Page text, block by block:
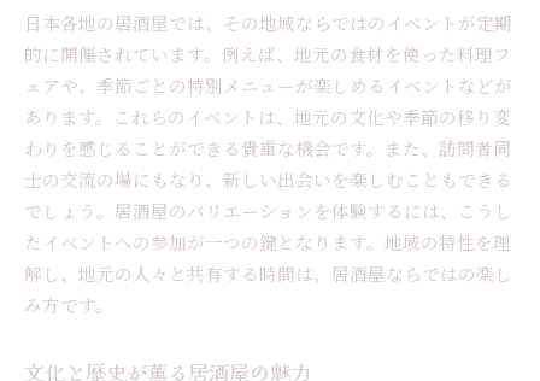
日本各地の居酒屋では、その地域ならではのイベントが定期
的に開催されています。例えば、地元の食材を使った料理フ
ェアや、季節ごとの特別メニューが楽しめるイベントなどが
あります。これらのイベントは、地元の文化や季節の移り変
わりを感じることができる貴重な機会です。また、訪問者同
士の交流の場にもなり、新しい出会いを楽しむこともできる
でしょう。居酒屋のバリエーションを体験するには、こうし
たイベントへの参加が一つの鍵となります。地域の特性を理
解し、地元の人々と共有する時間は、居酒屋ならではの楽し
み方です。
文化と歴史が薫る居酒屋の魅力